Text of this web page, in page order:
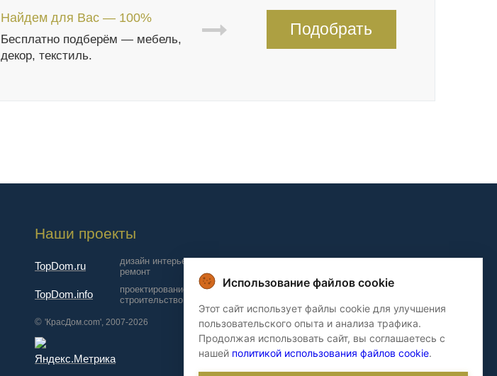
Найдем для Вас — 100%
Бесплатно подберём — мебель,
декор, текстиль.
Подобрать
Наши проекты
TopDom.ru
дизайн интерьера и
ремонт
TopDom.info
проектирование и
строительство домов
© 'КрасДом.com', 2007-2026
Использование файлов cookie
Этот сайт использует файлы cookie для улучшения
пользовательского опыта и анализа трафика.
Продолжая использовать сайт, вы соглашаетесь с
нашей политикой использования файлов cookie.